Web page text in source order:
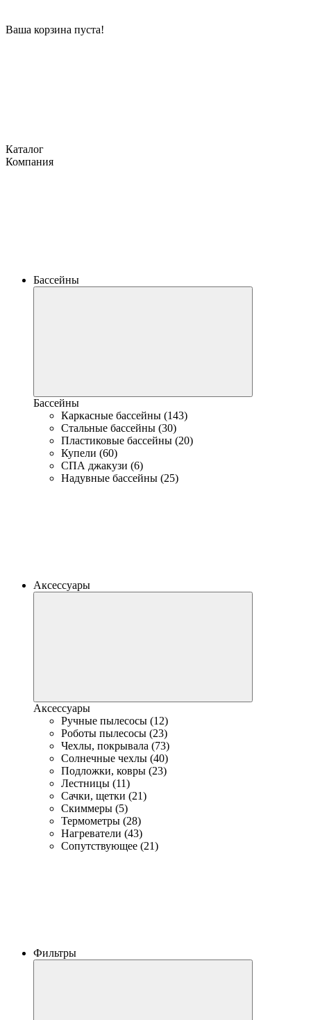
Ваша корзина пуста!
Каталог
Компания
Бассейны
Бассейны
Каркасные бассейны (143)
Стальные бассейны (30)
Пластиковые бассейны (20)
Купели (60)
СПА джакузи (6)
Надувные бассейны (25)
Аксессуары
Аксессуары
Ручные пылесосы (12)
Роботы пылесосы (23)
Чехлы, покрывала (73)
Солнечные чехлы (40)
Подложки, ковры (23)
Лестницы (11)
Сачки, щетки (21)
Скиммеры (5)
Термометры (28)
Нагреватели (43)
Сопутствующее (21)
Фильтры